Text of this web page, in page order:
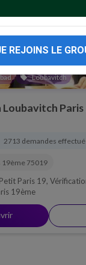
local_offer Loubavitch
Loubavitch Paris
2713 demandes
19ème75019
téfiline, bureau du
19ème
REJOINS LE